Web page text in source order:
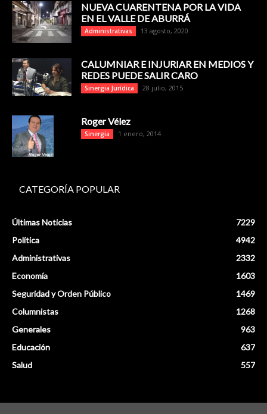
NUEVA CUARENTENA POR LA VIDA
EN EL VALLE DE ABURRÁ
Administrativas 13 agosto, 2020
CALUMNIAR E INJURIAR EN MEDIOS Y
REDES PUEDE SALIR CARO
Sinergia Jurídica 28 julio, 2015
Roger Vélez
Sinergia 1 enero, 2014
CATEGORÍA POPULAR
Últimas Noticias
7229
Política
4942
Administrativas
2332
Economía
1603
Seguridad y Orden Público
1469
Columnistas
1268
Generales
963
Educación
637
Salud
557